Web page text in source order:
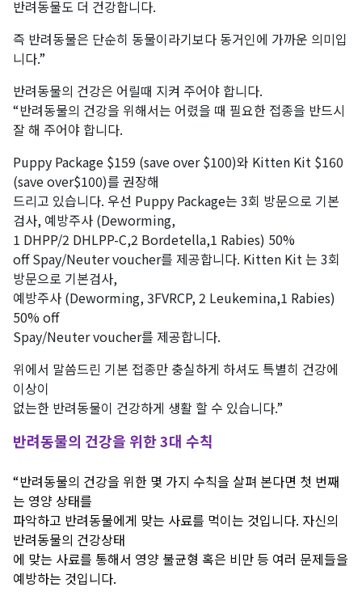
반려동물도 더 건강합니다.
즉 반려동물은 단순히 동물이라기보다 동거인에 가까운 의미입
니다.”
반려동물의 건강은 어릴때 지켜 주어야 합니다.
“반려동물의 건강을 위해서는 어렸을 때 필요한 접종을 반드시
잘 해 주어야 합니다.
Puppy Package $159 (save over $100)와 Kitten Kit $160
(save over$100)를 권장해
드리고 있습니다. 우선 Puppy Package는 3회 방문으로 기본
검사, 예방주사 (Deworming,
1 DHPP/2 DHLPP-C,2 Bordetella,1 Rabies) 50%
off Spay/Neuter voucher를 제공합니다. Kitten Kit 는 3회
방문으로 기본검사,
예방주사 (Deworming, 3FVRCP, 2 Leukemina,1 Rabies)
50% off
Spay/Neuter voucher를 제공합니다.
위에서 말씀드린 기본 접종만 충실하게 하셔도 특별히 건강에
이상이
없는한 반려동물이 건강하게 생활 할 수 있습니다.”
반려동물의 건강을 위한 3대 수칙
“반려동물의 건강을 위한 몇 가지 수칙을 살펴 본다면 첫 번째
는 영양 상태를
파악하고 반려동물에게 맞는 사료를 먹이는 것입니다. 자신의
반려동물의 건강상태
에 맞는 사료를 통해서 영양 불균형 혹은 비만 등 여러 문제들을
예방하는 것입니다.